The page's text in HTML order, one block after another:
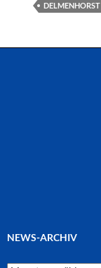
DELMENHORST
NEWS-ARCHIV